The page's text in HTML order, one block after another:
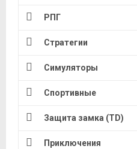
РПГ
Стратегии
Симуляторы
Спортивные
Защита замка (TD)
Приключения